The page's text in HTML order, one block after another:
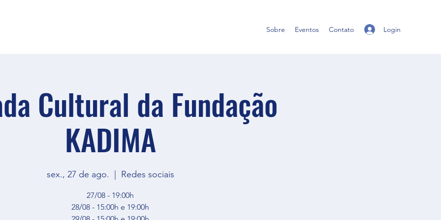
Sobre Eventos Contato Login
Cultural da Fundação
KADIMA
sex., 27 de ago. Redes sociais
27/08 - 19:00h
28/08 - 15:00h e 19:00h